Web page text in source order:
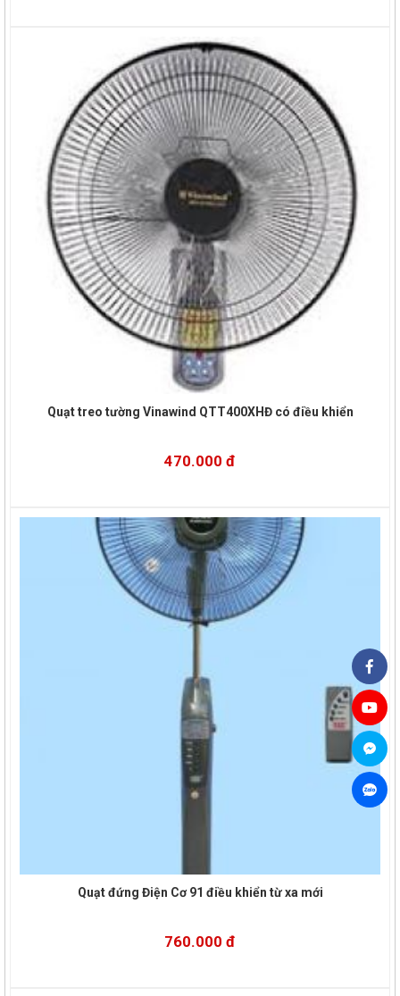
Quạt treo tường Vinawind QTT400XHĐ có điều khiển
470.000 đ
Quạt đứng Điện Cơ 91 điều khiển từ xa mới
760.000 đ